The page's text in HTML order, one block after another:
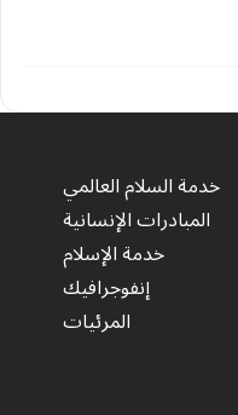
خدمة السلام العالمي
المبادرات الإنسانية
خدمة الإسلام
إنفوجرافيك
المرئيات